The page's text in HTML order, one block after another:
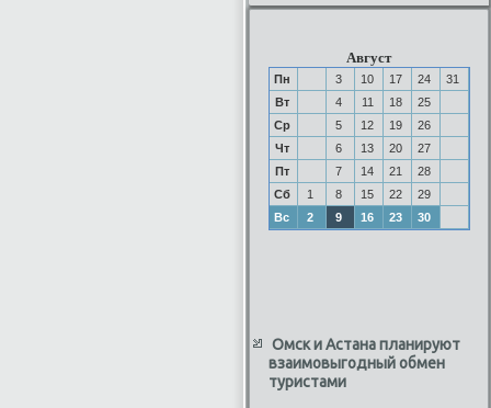
Август
Пн 3 10 17 24
31
Вт
4 11 18
25
Ср
5 12 19
26
Чт
6 13 20
27
Пт
7 14 21
28
Сб
1 8 15 22
29
Вс
2 9 16 23 30
Омск и Астана планируют
взаимовыгодный обмен
туристами